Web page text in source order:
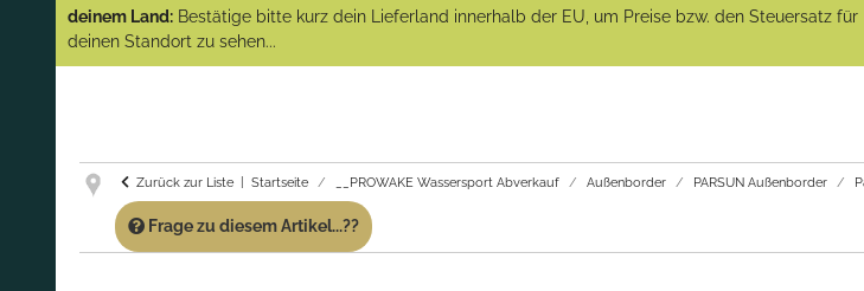
(Abverkauf)!
GARANTIE UND SERVICE:
Artikeln einfach an!
deinem Land: Bestätige bitte kurz dein Lieferland innerhalb der EU, um Preise bzw. den Steuersatz für
deinen Standort zu sehen...
Zurück zur Liste Startseite __PROWAKE Wassersport Abverkauf Außenborder PARSUN Außenborder
Frage zu diesem Artikel...??